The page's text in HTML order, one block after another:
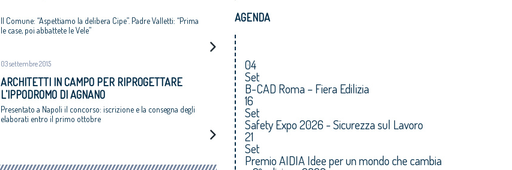
Il Comune: “Aspettiamo la delibera Cipe”. Padre Valletti: “Prima
le case, poi abbattete le Vele”
03 settembre 2015
ARCHITETTI IN CAMPO PER RIPROGETTARE
L’IPPODROMO DI AGNANO
Presentato a Napoli il concorso: iscrizione e la consegna degli
elaborati entro il primo ottobre
AGENDA
04
Set
B-CAD Roma – Fiera Edilizia
16
Set
Safety Expo 2026 - Sicurezza sul Lavoro
21
Set
Premio AIDIA Idee per un mondo che cambia